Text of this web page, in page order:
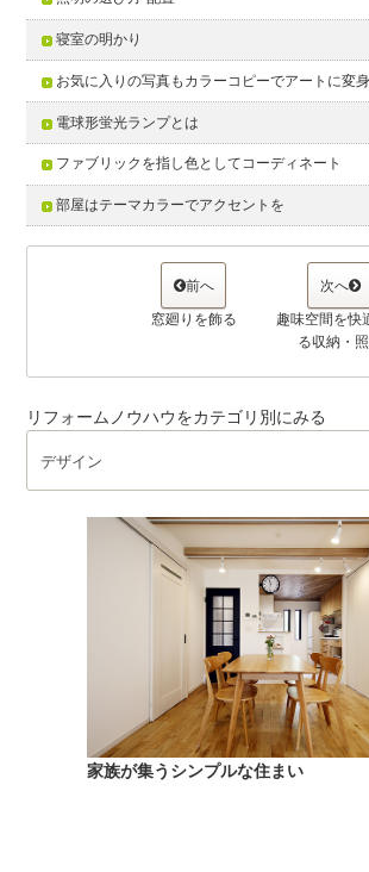
寝室の明かり
お気に入りの写真もカラーコピーでアートに変身
電球形蛍光ランプとは
ファブリックを指し色としてコーディネート
部屋はテーマカラーでアクセントを
前へ
窓廻りを飾る
次へ
趣味空間を快
る収納・
リフォームノウハウをカテゴリ別にみる
家族が集うシンプルな住まい